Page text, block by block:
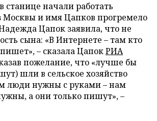
станице начали работать
Москвы и имя Цапков прогремело
Цапок заявила, что не
сына: «В Интернете – там кто
– сказала ЦапокРИА
пожелание, что «лучше бы
шли в сельское хозяйство
люди нужны с руками – нам
а они только пишут», –